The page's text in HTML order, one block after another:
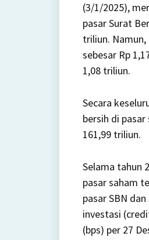
(3/1/2025),
pasar Surat
triliun.
sebesar Rp
1,08 triliun.
Secara
bersih di pasar
161,99 triliun.
Selama tahun
pasar saham
pasar SBN
investasi
(bps) per 27